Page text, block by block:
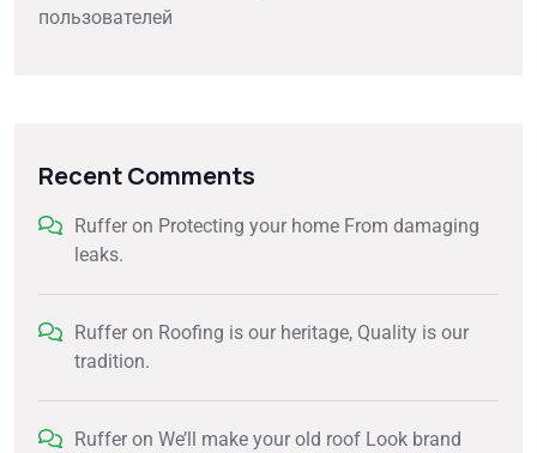
пользователей
Recent Comments
Ruffer on Protecting your home From damaging
leaks.
Ruffer on Roofing is our heritage, Quality is our
tradition.
Ruffer on We’ll make your old roof Look brand